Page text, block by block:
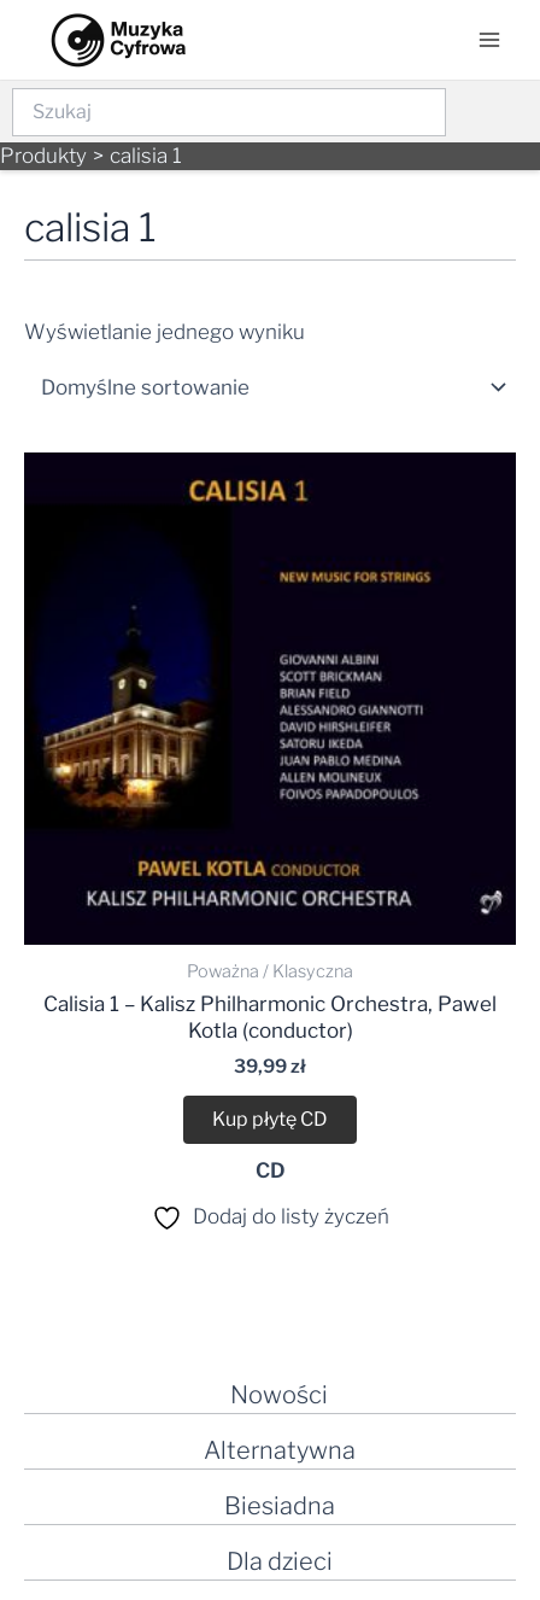
content
Szukaj
Produkty calisia 1
Nowości
Alternatywna
Biesiadna
Dla dzieci
calisia 1
Wyświetlanie jednego wyniku
Poważna / Klasyczna
Calisia 1 – Kalisz Philharmonic Orchestra, Pawel
Kotla (conductor)
39,99zł
Kup płytę CD
CD
Dodaj do listy życzeń